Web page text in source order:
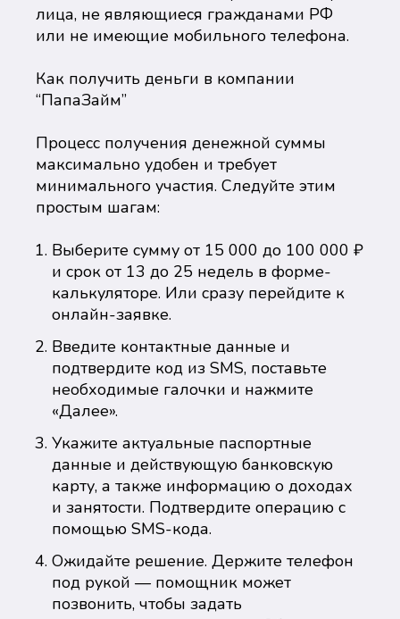
лица, не являющиеся гражданами РФ
или не имеющие мобильного телефона.
Как получить деньги в компании
“ПапаЗайм”
Процесс получения денежной суммы
максимально удобен и требует
минимального участия. Следуйте этим
простым шагам:
Выберите сумму от 15 000 до 100 000 ₽
и срок от 13 до 25 недель в форме-
калькуляторе. Или сразу перейдите к
онлайн-заявке.
Введите контактные данные и
подтвердите код из SMS, поставьте
необходимые галочки и нажмите
«Далее».
Укажите актуальные паспортные
данные и действующую банковскую
карту, а также информацию о доходах
и занятости. Подтвердите операцию с
помощью SMS-кода.
Ожидайте решение. Держите телефон
под рукой — помощник может
позвонить, чтобы задать